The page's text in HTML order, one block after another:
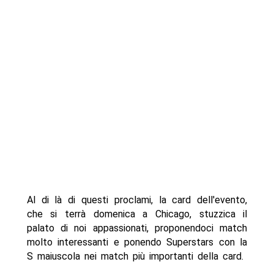
Al di là di questi proclami, la card dell'evento,
che si terrà domenica a Chicago, stuzzica il
palato di noi appassionati, proponendoci match
molto interessanti e ponendo Superstars con la
S maiuscola nei match più importanti della card.